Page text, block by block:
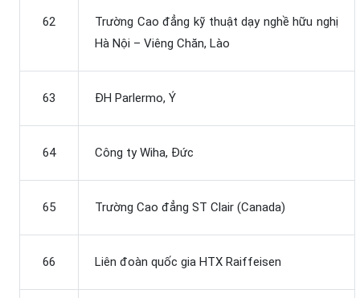
62
Trường Cao đẳng kỹ thuật dạy nghề hữu nghị
Hà Nội – Viêng Chăn, Lào
63 ĐH Parlermo, Ý
64 Công ty Wiha, Đức
65 Trường Cao đẳng ST Clair (Canada)
66 Liên đoàn quốc gia HTX Raiffeisen